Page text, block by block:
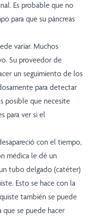
Es probable que no
para que su páncreas
variar. Muchos
Su proveedor de
un seguimiento de los
para detectar
posible que necesite
para ver si el
con el tiempo,
médica le dé un
tubo delgado (catéter)
Esto se hace con la
también se puede
que se puede hacer